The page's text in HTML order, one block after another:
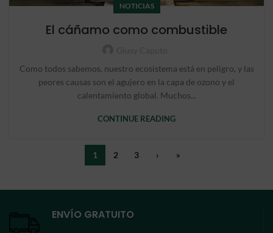
NOTICIAS
El cáñamo como combustible
Como todos sabemos, nuestro ecosistema está en peligro, y las
peores causas son el agujero en la capa de ozono y el
calentamiento global. Muchos...
CONTINUE READING
1 2 3 › »
ENVÍO GRATUITO